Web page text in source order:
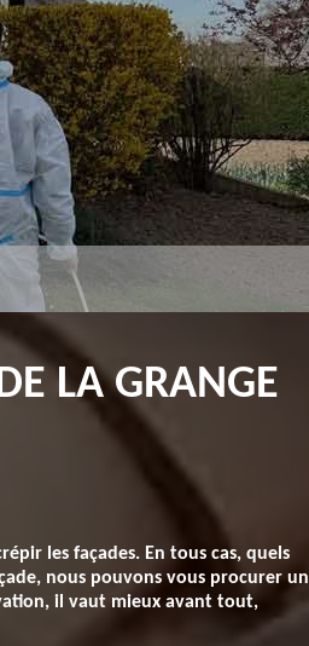
LA GRANGE
les façades. En tous cas, quels
nous pouvons vous procurer un
il vaut mieux avant tout,